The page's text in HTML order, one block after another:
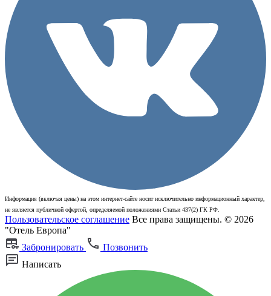
Информация (включая цены) на этом интернет-сайте носит исключительно информационный характер,
не является публичной офертой, определяемой положениями Статьи 437(2) ГК РФ.
Пользовательское соглашение Все права защищены. © 2026
"Отель Европа"
Забронировать
Позвонить
Написать